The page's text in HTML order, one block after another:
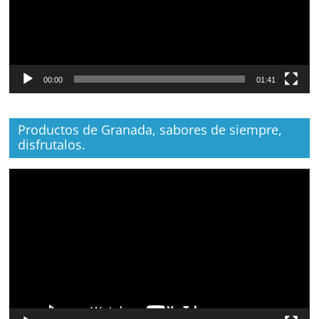
00:00 01:41
Productos de Granada, sabores de siempre,
disfrutalos.